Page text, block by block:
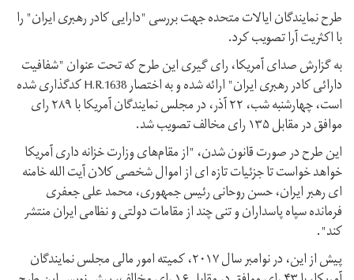
طرح نمایندگان ایالات متحده جهت بررسی "دارایی کادر رهبری ایران" را
با اکثریت آرا تصویب کرد.
به گزارش صدای آمریکا، رای گیری این طرح که تحت عنوان "شفافیت
دارائی کادر رهبری ایران" ارائه شده و به اختصار H.R.1638 کدگذاری شده
است، چهارشنبه شب، ۲۲ آذر، در مجلس نمایندگان آمریکا با ۲۸۹ رای
موافق در مقابل ۱۳۵ رای مخالف تصویب شد.
این طرح در صورت قانون شدن، "از مقام‌های وزارت خزانه داری آمریکا
خواهد خواست تا جزئیات تازه ای از اموال شخصی کلان آیت الله خامنه
ای رهبر ایران، حسن روحانی رئیس جمهوری، محمد علی جعفری
فرمانده سپاه پاسداران و تنی چند از مقامات دولتی و نظامی ایران منتشر
کند".
پیش از این، در نوامبر سال ۲۰۱۷، کمیته امور مالی مجلس نمایندگان